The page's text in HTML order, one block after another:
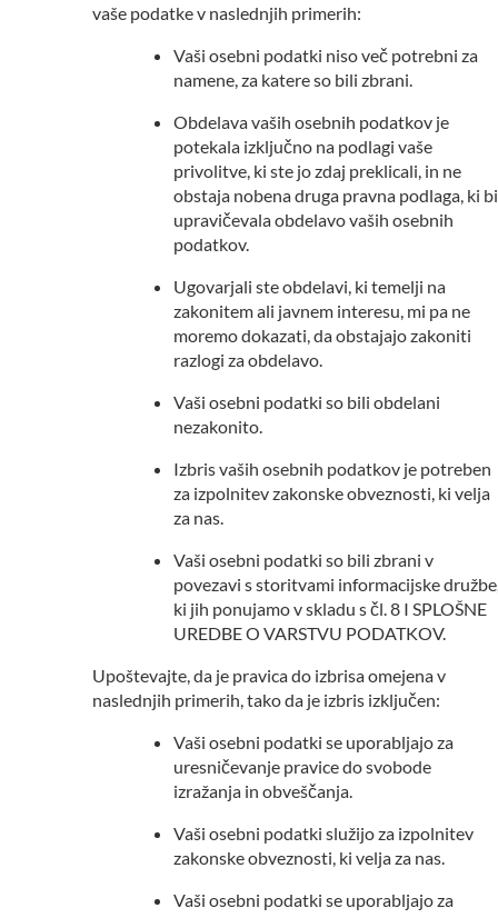
vaše podatke v naslednjih primerih:
Vaši osebni podatki niso več potrebni za
namene, za katere so bili zbrani.
Obdelava vaših osebnih podatkov je
potekala izključno na podlagi vaše
privolitve, ki ste jo zdaj preklicali, in ne
obstaja nobena druga pravna podlaga, ki bi
upravičevala obdelavo vaših osebnih
podatkov.
Ugovarjali ste obdelavi, ki temelji na
zakonitem ali javnem interesu, mi pa ne
moremo dokazati, da obstajajo zakoniti
razlogi za obdelavo.
Vaši osebni podatki so bili obdelani
nezakonito.
Izbris vaših osebnih podatkov je potreben
za izpolnitev zakonske obveznosti, ki velja
za nas.
Vaši osebni podatki so bili zbrani v
povezavi s storitvami informacijske
ki jih ponujamo v skladu s čl. 8 I SPLOŠNE
UREDBE O VARSTVU PODATKOV.
Upoštevajte, da je pravica do izbrisa omejena v
naslednjih primerih, tako da je izbris izključen:
Vaši osebni podatki se uporabljajo za
uresničevanje pravice do svobode
izražanja in obveščanja.
Vaši osebni podatki služijo za izpolnitev
zakonske obveznosti, ki velja za nas.
Vaši osebni podatki se uporabljajo za